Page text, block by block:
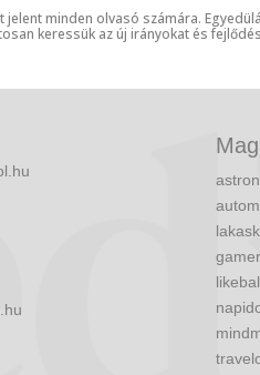
minden olvasó számára.
keressük az új irányokat és